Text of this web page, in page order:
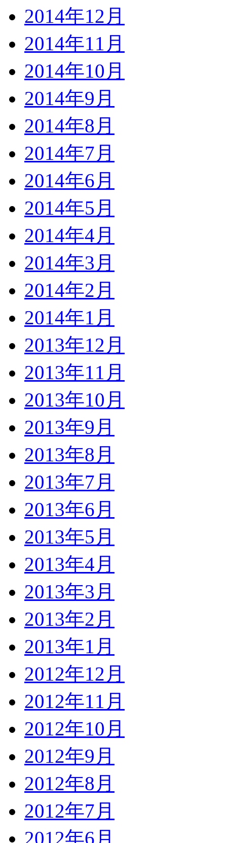
2014年12月
2014年11月
2014年10月
2014年9月
2014年8月
2014年7月
2014年6月
2014年5月
2014年4月
2014年3月
2014年2月
2014年1月
2013年12月
2013年11月
2013年10月
2013年9月
2013年8月
2013年7月
2013年6月
2013年5月
2013年4月
2013年3月
2013年2月
2013年1月
2012年12月
2012年11月
2012年10月
2012年9月
2012年8月
2012年7月
2012年6月